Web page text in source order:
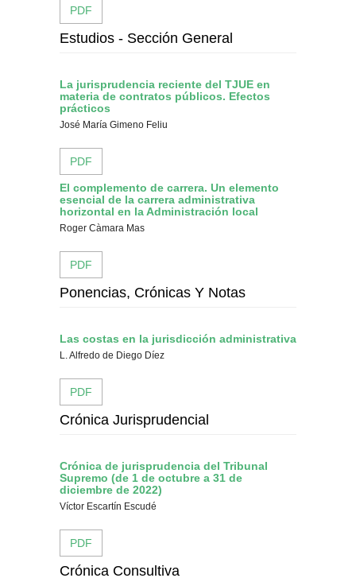
PDF
Estudios - Sección General
La jurisprudencia reciente del TJUE en
materia de contratos públicos. Efectos
prácticos
José María Gimeno Feliu
PDF
El complemento de carrera. Un elemento
esencial de la carrera administrativa
horizontal en la Administración local
Roger Càmara Mas
PDF
Ponencias, Crónicas Y Notas
Las costas en la jurisdicción administrativa
L. Alfredo de Diego Díez
PDF
Crónica Jurisprudencial
Crónica de jurisprudencia del Tribunal
Supremo (de 1 de octubre a 31 de
diciembre de 2022)
Víctor Escartín Escudé
PDF
Crónica Consultiva